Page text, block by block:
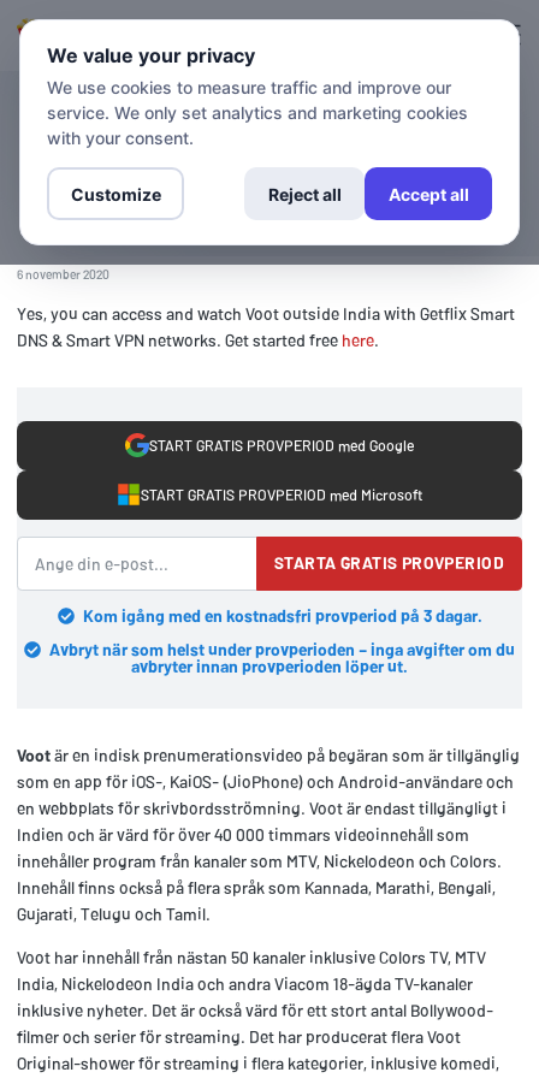
BLOGG
Åtkomst till Voot utanför
Indien
6 november 2020
Yes, you can access and watch Voot outside India with Getflix Smart
DNS & Smart VPN networks. Get started free here.
START GRATIS PROVPERIOD med Google
START GRATIS PROVPERIOD med Microsoft
STARTA GRATIS PROVPERIOD
Kom igång med en kostnadsfri provperiod på 3 dagar.
Avbryt när som helst under provperioden – inga avgifter om du
avbryter innan provperioden löper ut.
Vootär en indisk prenumerationsvideo på begäran som är tillgänglig
som en app för iOS-, KaiOS- (JioPhone) och Android-användare och
en webbplats för skrivbordsströmning. Voot är endast tillgängligt i
Indien och är värd för över 40 000 timmars videoinnehåll som
innehåller program från kanaler som MTV, Nickelodeon och Colors.
Innehåll finns också på flera språk som Kannada, Marathi, Bengali,
Gujarati, Telugu och Tamil.
Voot har innehåll från nästan 50 kanaler inklusive Colors TV, MTV
India, Nickelodeon India och andra Viacom 18-ägda TV-kanaler
inklusive nyheter. Det är också värd för ett stort antal Bollywood-
filmer och serier för streaming. Det har producerat flera Voot
Original-shower för streaming i flera kategorier, inklusive komedi,
We value your privacy
We use cookies to measure traffic and improve our
service. We only set analytics and marketing cookies
with your consent.
Customize Reject all Accept all